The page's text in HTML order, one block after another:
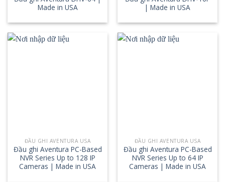
Made in USA
| Made in USA
ĐẦU GHI AVENTURA USA
Đầu ghi Aventura PC-Based
NVR Series Up to 128 IP
Cameras | Made in USA
ĐẦU GHI AVENTURA USA
Đầu ghi Aventura PC-Based
NVR Series Up to 64 IP
Cameras | Made in USA